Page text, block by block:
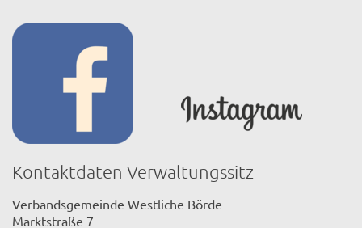
Kontaktdaten Verwaltungssitz
Verbandsgemeinde Westliche Börde
Marktstraße 7